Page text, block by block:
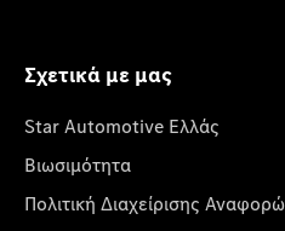
Σχετικά με μας
Star Automotive Ελλάς
Βιωσιμότητα
Πολιτική Διαχείρισης